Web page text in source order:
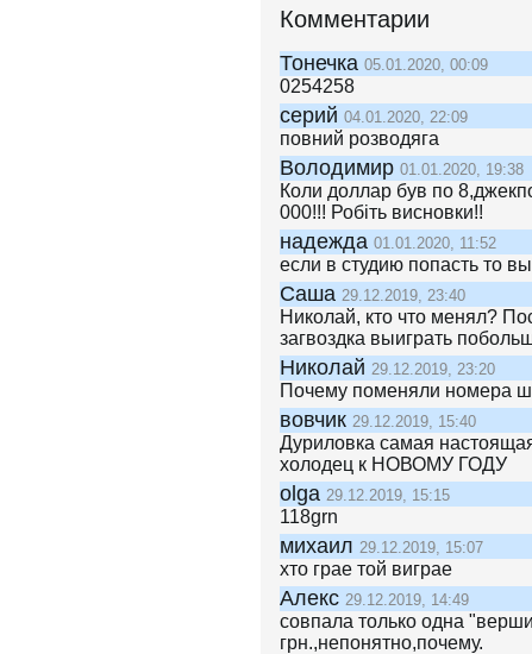
Комментарии
Тонечка 05.01.2020, 00:09
0254258
серий 04.01.2020, 22:09
повний розводяга
Володимир 01.01.2020, 19:38
Коли доллар був по
000!!! Робіть висновки!!
надежда 01.01.2020, 11:52
если в студию попасть то
Саша 29.12.2019, 23:40
Николай, кто что менял?
загвоздка выиграть
Николай 29.12.2019, 23:20
Почему поменяли номера
вовчик 29.12.2019, 15:40
Дуриловка самая
холодец к НОВОМУ ГОДУ
olga 29.12.2019, 15:15
118grn
михаил 29.12.2019, 15:07
хто грае той виграе
Алекс 29.12.2019, 14:49
совпала только одна
грн.,непонятно,почему.